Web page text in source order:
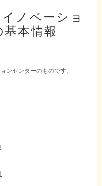
ノベーショ
本情報
ンセンターのものです。